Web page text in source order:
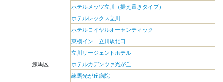
ホテルメッツ立川（据え置きタイプ）
ホテルレックス立川
ホテルロイヤルオーセンティック
東横イン 立川駅北口
立川リージェントホテル
練馬区
ホテルカデンツァ光が丘
練馬光が丘病院